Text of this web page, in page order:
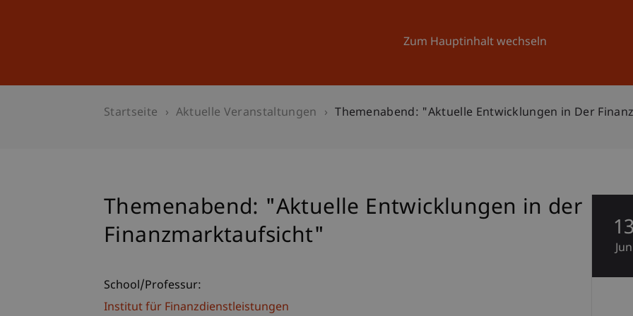
Zum Hauptinhalt wechseln
Universität Aktuelles
Startseite Aktuelle Veranstaltungen Themenabend: "Aktuelle Entwicklungen in Der
Themenabend: "Aktuelle Entwicklungen in der
Finanzmarktaufsicht"
School/Professur:
Institut für Finanzdienstleistungen
13
Jun